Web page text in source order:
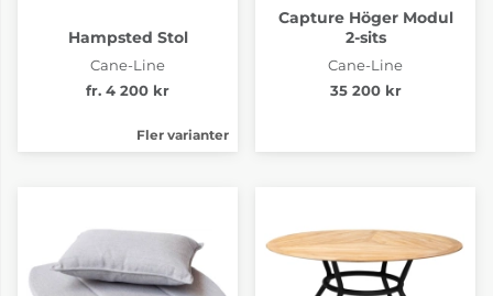
Hampsted Stol
Cane-Line
fr. 4 200 kr
Fler varianter
Capture Höger Modul
2-sits
Cane-Line
35 200 kr